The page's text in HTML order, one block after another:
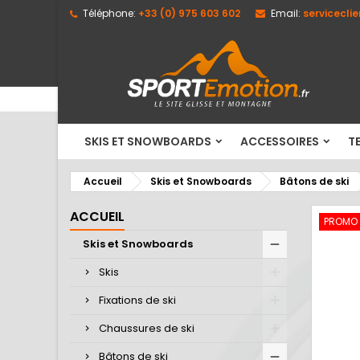
Téléphone: +33 (0) 975 603 602 Email:
SKIS ET SNOWBOARDS ACCESSOIRES
Accueil Skis et Snowboards Bâtons de ski
ACCUEIL
Skis et Snowboards
Skis
Fixations de ski
Chaussures de ski
Bâtons de ski
PROMO